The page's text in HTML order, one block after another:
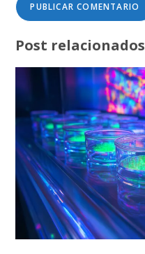
Post relacionados